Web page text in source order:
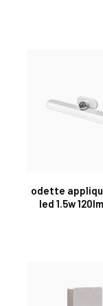
odette
led 1.5w